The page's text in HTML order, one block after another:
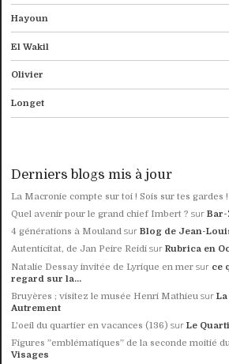
Hayoun
El Wakil
Olivier
Longet
Derniers blogs mis à jour
La Macronie compte sur toi ! Sois sur tes gardes !
Quel avenir pour le grand chief Imbert ? sur
4 générations à Mouland surBlog de Jean-
Autenticitat, de Jan Peire Reidi surRubrica en
Natalie Dessay invitée de Lyrique en mer sur ce
regard sur la...
Bruyères ; visitez le musée Henri Mathieu sur
Autrement
L'oeil du quartier en vacances (136) surLe
Figures ”emblématiques” de la seconde moitié
Visages